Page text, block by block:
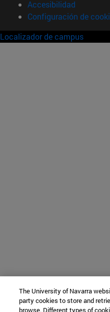
Accesibilidad
Configuración de
Localizador de campus
The University of Navarra
party cookies to store and
browse. Different types of